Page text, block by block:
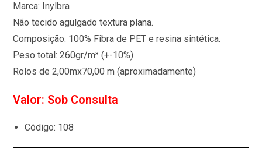
Marca: Inylbra
Não tecido agulgado textura plana.
Composição: 100% Fibra de PET e resina sintética.
Peso total: 260gr/m³ (+-10%)
Rolos de 2,00mx70,00 m (aproximadamente)
Valor: Sob Consulta
Código: 108